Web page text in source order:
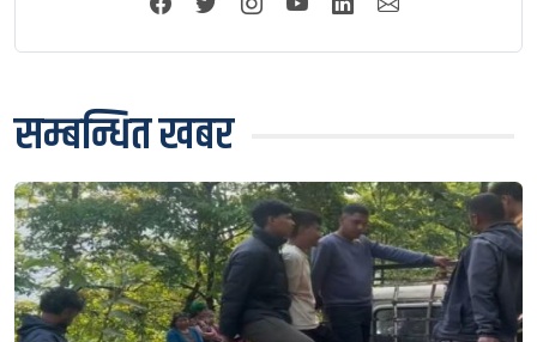
सम्बन्धित खबर